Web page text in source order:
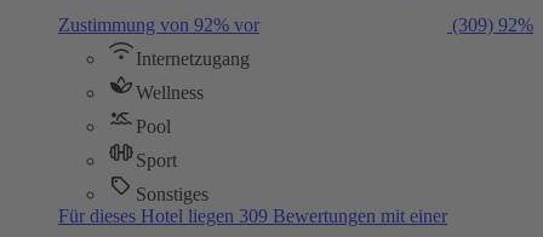
Zustimmung von 92% vor (309) 92%
Internetzugang
Wellness
Pool
Sport
Sonstiges
Für dieses Hotel liegen 309 Bewertungen mit einer